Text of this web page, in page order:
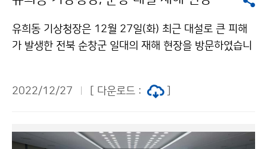
유희동 기상청장은 12월 27일(화) 최근 대설로 큰 피해
가 발생한 전북 순창군 일대의 재해 현장을 방문하였습니
2022/12/27 [ 다운로드 :